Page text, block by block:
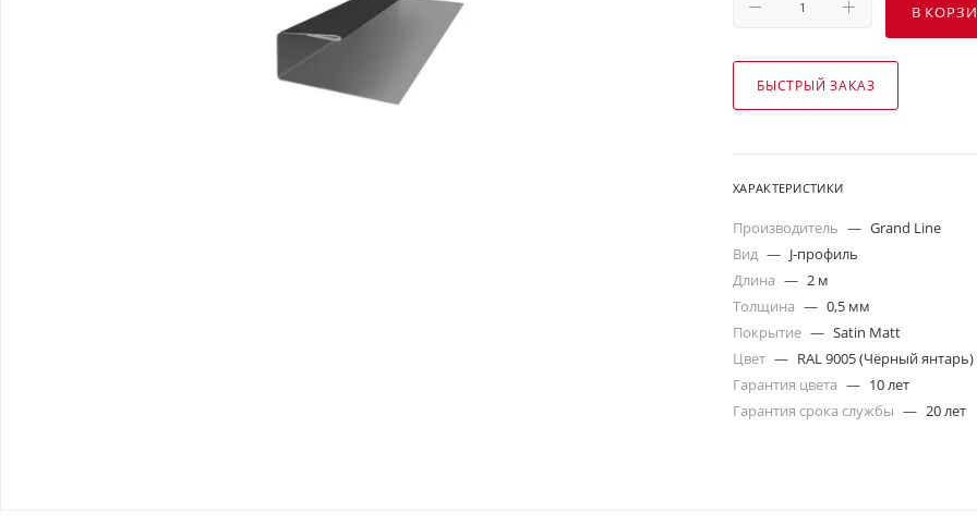
В
БЫСТРЫЙ ЗАКАЗ
ХАРАКТЕРИСТИКИ
Производитель — Grand Line
Вид — J-профиль
Длина — 2 м
Толщина — 0,5 мм
Покрытие — Satin Matt
Цвет — RAL 9005 (Чёрный янтарь)
Гарантия цвета — 10 лет
Гарантия срока службы — 20 лет